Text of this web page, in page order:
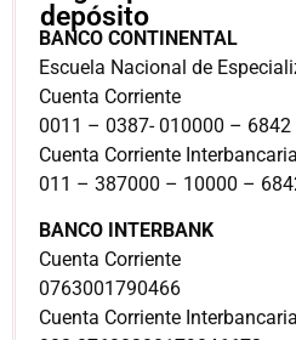
BANCO CONTINENTAL
Escuela Nacional de
Cuenta Corriente
0011 – 0387- 010000 – 6842
Cuenta Corriente Interbancaria
011 – 387000 – 10000 –
BANCO INTERBANK
Cuenta Corriente
0763001790466
Cuenta Corriente Interbancaria
depósito